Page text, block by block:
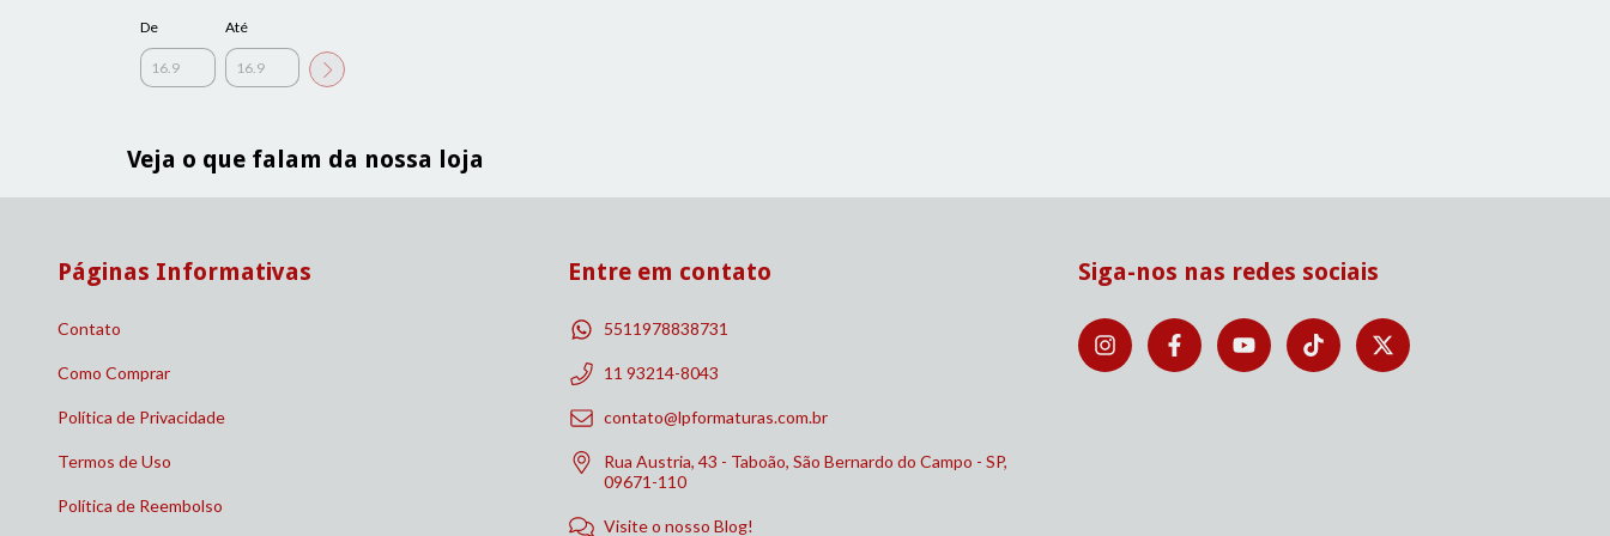
De Até
Veja o que falam da nossa loja
Páginas Informativas
Contato
Como Comprar
Política de Privacidade
Termos de Uso
Política de Reembolso
Entre em contato
5511978838731
11 93214-8043
contato@lpformaturas.com.br
Rua Austria, 43 - Taboão, São Bernardo do Campo - SP,
09671-110
Visite o nosso Blog!
Siga-nos nas redes sociais